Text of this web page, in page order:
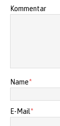
Kommentar
Name*
E-Mail*